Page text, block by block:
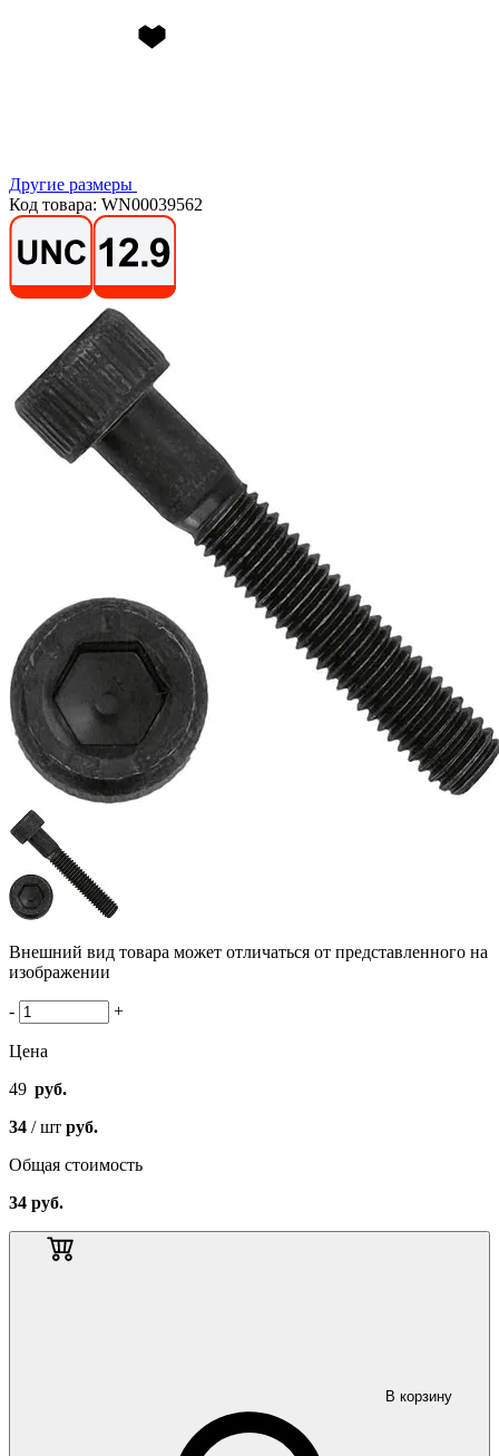
Другие размеры
Код товара: WN00039562
Внешний вид товара может отличаться от представленного на
изображении
- +
Цена
49 руб.
34 / шт руб.
Общая стоимость
34 руб.
В корзину